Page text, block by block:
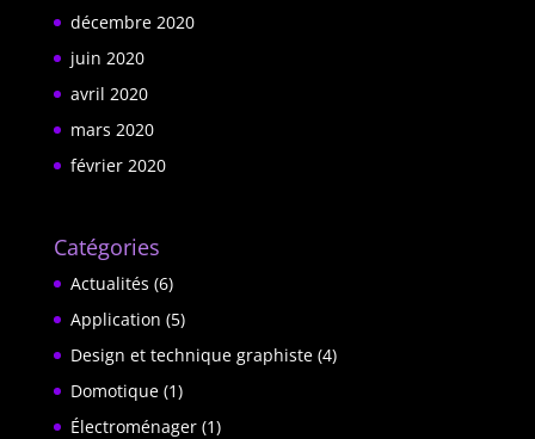
décembre 2020
juin 2020
avril 2020
mars 2020
février 2020
Catégories
Actualités (6)
Application (5)
Design et technique graphiste(4)
Domotique(1)
Électroménager(1)